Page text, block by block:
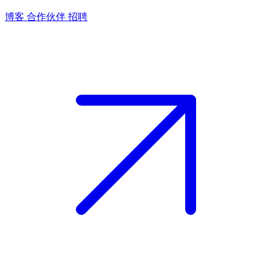
博客 合作伙伴 招聘